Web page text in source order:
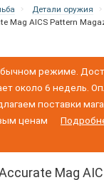
Детали оружия
Mag AICS Pattern
режиме.
около 6 недель.
поставки
ценам
Mag